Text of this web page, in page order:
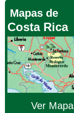
Mapas de
Costa Rica
Ver